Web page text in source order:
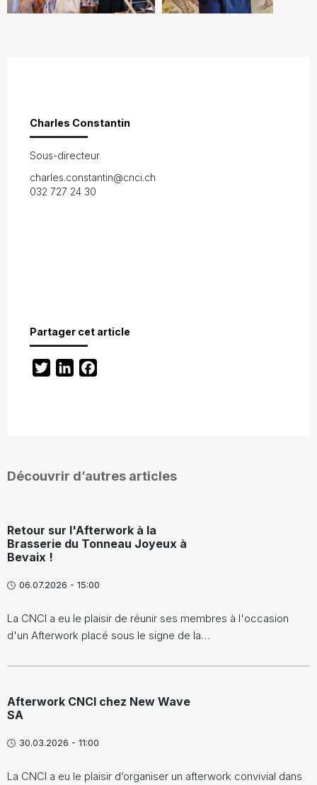
Charles Constantin
Sous-directeur
charles.constantin@cnci.ch
032 727 24 30
Partager cet article
TwitterLinkedIn
Découvrir d’autres articles
Retour sur l'Afterwork à la
Brasserie du Tonneau Joyeux à
Bevaix !
06.07.2026 - 15:00
La CNCI a eu le plaisir de réunir ses membres à l'occasion
d'un Afterwork placé sous le signe de la…
Afterwork CNCI chez New Wave
SA
30.03.2026 - 11:00
La CNCI a eu le plaisir d’organiser un afterwork convivial dans